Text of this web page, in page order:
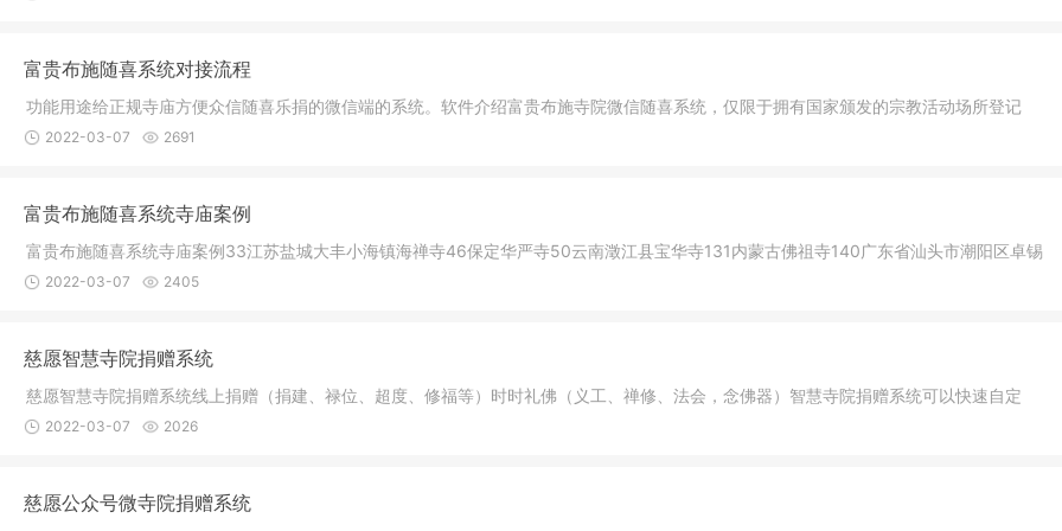
富贵布施随喜系统对接流程
功能用途给正规寺庙方便众信随喜乐捐的微信端的系统。软件介绍富贵布施寺院微信随喜系统，仅限于拥有国家颁发的宗教活动场所登记
2022-03-07 2691
富贵布施随喜系统寺庙案例
富贵布施随喜系统寺庙案例33江苏盐城大丰小海镇海禅寺46保定华严寺50云南澂江县宝华寺131内蒙古佛祖寺140广东省汕头市潮阳区卓锡
2022-03-07 2405
慈愿智慧寺院捐赠系统
慈愿智慧寺院捐赠系统线上捐赠（捐建、禄位、超度、修福等）时时礼佛（义工、禅修、法会，念佛器）智慧寺院捐赠系统可以快速自定
2022-03-07 2026
慈愿公众号微寺院捐赠系统